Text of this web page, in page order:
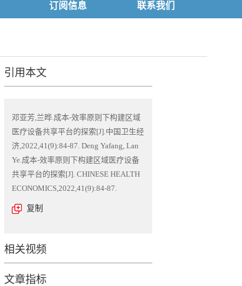
订阅信息 联系我们
引用本文
邓亚芳,兰晔.成本-效率原则下构建区域
医疗设备共享平台的探索[J].中国卫生经
济,2022,41(9):84-87. Deng Yafang, Lan
Ye.成本-效率原则下构建区域医疗设备
共享平台的探索[J]. CHINESE HEALTH
ECONOMICS,2022,41(9):84-87.
复制
相关视频
文章指标